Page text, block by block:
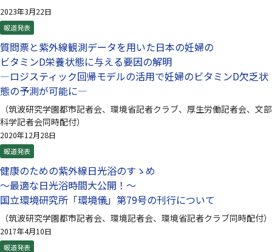
2023年3月22日
報道発表
質問票と紫外線観測データを用いた日本の妊婦の
ビタミンD栄養状態に与える要因の解明
—ロジスティック回帰モデルの活用で妊婦のビタミンD欠乏状
態の予測が可能に—
（筑波研究学園都市記者会、環境省記者クラブ、厚生労働記者会、文部
科学記者会同時配付）
2020年12月28日
報道発表
健康のための紫外線日光浴のすゝめ
～最適な日光浴時間大公開！～
国立環境研究所「環境儀」第79号の刊行について
（筑波研究学園都市記者会、環境記者会、環境省記者クラブ同時配付）
2017年4月10日
報道発表